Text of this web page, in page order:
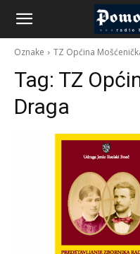
Oznake TZ Općina
Tag: TZ
Draga